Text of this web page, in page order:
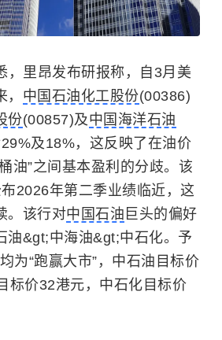
，里昂发布研报称，自3月美
中国石油化工股份(00386)
份(00857)及中国海洋石油
及18%，这反映了在油价
油”之间基本盈利的分歧。该
2026年第二季业绩临近，这
。该行对中国石油 巨头的偏好
油&gt;中海油&gt;中石化。予
为“跑赢大市”，中石油目标价
标价32港元，中石化目标价